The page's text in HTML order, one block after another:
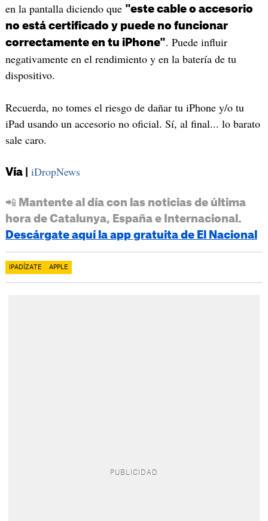
en la pantalla diciendo que "este cable o accesorio
no está certificado y puede no funcionar
correctamente en tu iPhone". Puede influir
negativamente en el rendimiento y en la batería de tu
dispositivo.
Recuerda, no tomes el riesgo de dañar tu iPhone y/o tu
iPad usando un accesorio no oficial. Sí, al final... lo barato
sale caro.
Vía | iDropNews
📲 Mantente al día con las noticias de última
hora de Catalunya, España e Internacional.
Descárgate aquí la app gratuita de El Nacional
IPADÍZATE APPLE